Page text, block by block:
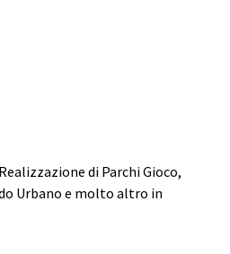
di Parchi Gioco,
Urbano e molto altro in